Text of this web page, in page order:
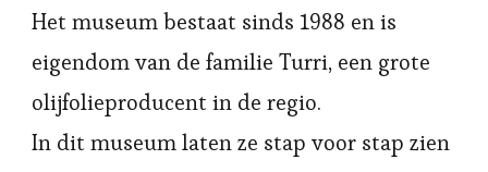
Het museum bestaat sinds 1988 en is
eigendom van de familie Turri, een grote
olijfolieproducent in de regio.
In dit museum laten ze stap voor stap zien